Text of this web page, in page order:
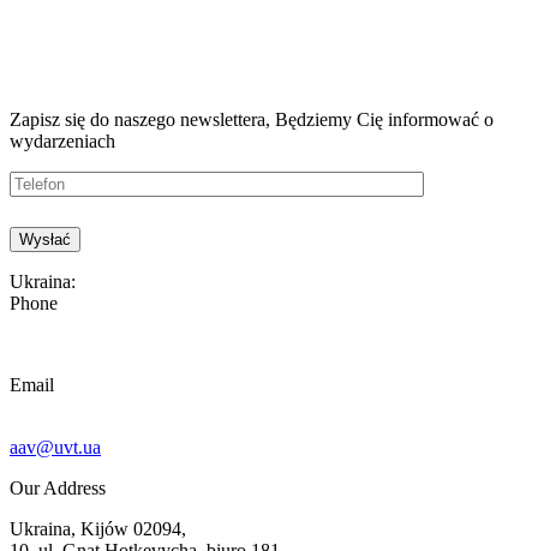
Zapisz się do naszego newslettera, Będziemy Cię informować o
wydarzeniach
Ukraina:
Phone
Email
aav@uvt.ua
Our Address
Ukraina, Kijów 02094,